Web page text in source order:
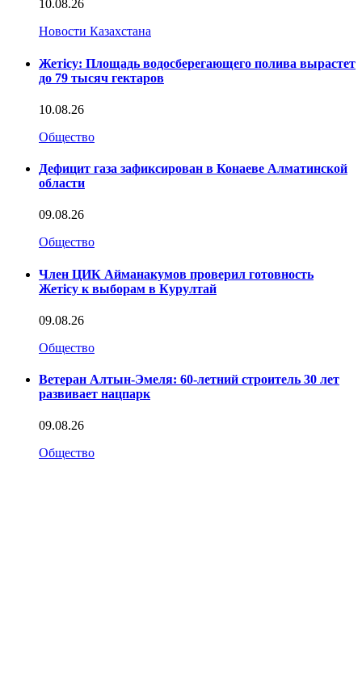
10.08.26
Новости Казахстана
Жетісу: Площадь водосберегающего полива вырастет
до 79 тысяч гектаров
10.08.26
Общество
Дефицит газа зафиксирован в Конаеве Алматинской
области
09.08.26
Общество
Член ЦИК Айманакумов проверил готовность
Жетісу к выборам в Курултай
09.08.26
Общество
Ветеран Алтын-Эмеля: 60-летний строитель 30 лет
развивает нацпарк
09.08.26
Общество